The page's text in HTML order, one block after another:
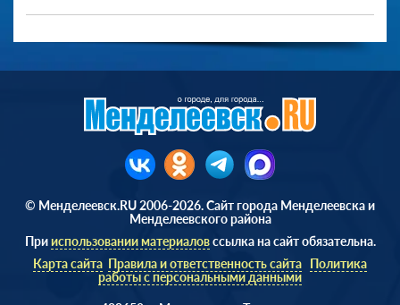
© Менделеевск.RU 2006-2026. Сайт города Менделеевска и
Менделеевского района
Прииспользовании материаловссылка на сайт обязательна.
Карта сайта Правила и ответственность сайта Политика
работы с персональными данными